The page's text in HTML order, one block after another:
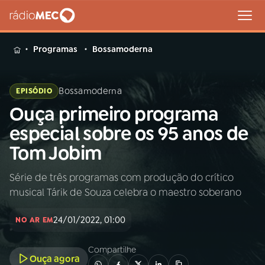
MENU
Buscar
na
Rádio
MEC
Buscar
Início AO VIVO
INÍCIO
A RÁDIO
Programas Bossamoderna
EPISÓDIO Bossamoderna
Ouça primeiro programa
especial sobre os 95 anos de
Tom Jobim
Série de três programas com produção do crítico
musical Tárik de Souza celebra o maestro soberano
NO AR EM24/01/2022, 01:00
Ouça agora
Compartilhe